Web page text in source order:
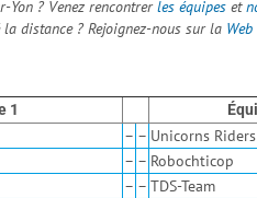
Yon ? Venez rencontrerles équipes et
distance ? Rejoignez-nous sur la
1
– – Unicorns Riders
– – Robochticop
– – TDS-Team